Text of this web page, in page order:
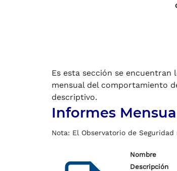
Es esta sección se encuentran
mensual del comportamiento
descriptivo.
Informes
Nota: El Observatorio de
Nombre
Descripción